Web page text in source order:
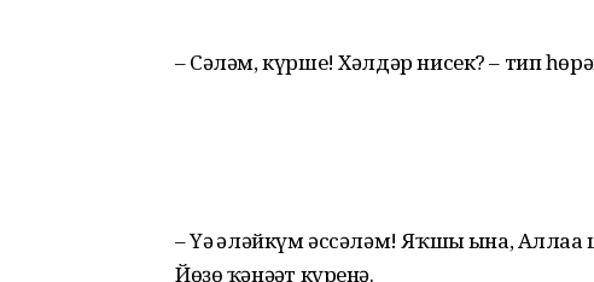
– Сәләм, күрше! Хәлдәр нисек? – тип
– Үә ғәләйкүм әссәләм! Яҡшы ғына,
Йөҙө ҡәнәғәт күренә.